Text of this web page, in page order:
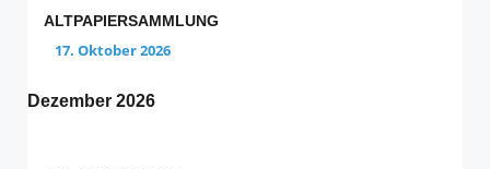
ALTPAPIERSAMMLUNG
17. Oktober 2026
Dezember 2026